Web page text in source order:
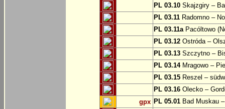
PL 03.10 Skajzgiry –
PL 03.11 Radomno –
PL 03.11aPacóltowo
PL 03.12 Ostróda –
PL 03.13 Szczytno –
PL 03.14Mragowo –
PL 03.15 Reszel –
PL 03.16 Olecko –
gpx PL 05.01 Bad Muskau